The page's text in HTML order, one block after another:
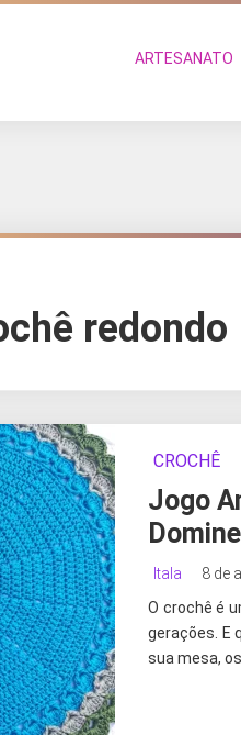
ARTESANATO
redondo
CROCHÊ
Jogo
Itala 8 de
O crochê é
gerações. E
sua mesa,